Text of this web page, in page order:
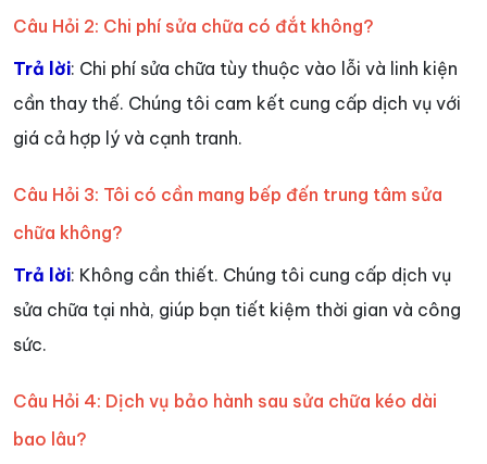
Câu Hỏi 2: Chi phí sửa chữa có đắt không?
Trả lời: Chi phí sửa chữa tùy thuộc vào lỗi và linh kiện
cần thay thế. Chúng tôi cam kết cung cấp dịch vụ với
giá cả hợp lý và cạnh tranh.
Câu Hỏi 3: Tôi có cần mang bếp đến trung tâm sửa
chữa không?
Trả lời: Không cần thiết. Chúng tôi cung cấp dịch vụ
sửa chữa tại nhà, giúp bạn tiết kiệm thời gian và công
sức.
Câu Hỏi 4: Dịch vụ bảo hành sau sửa chữa kéo dài
bao lâu?